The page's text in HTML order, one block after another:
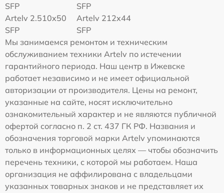
SFP
SFP
Artelv 2.510x50
SFP
Artelv 212x44
SFP
Мы занимаемся ремонтом и техническим
обслуживанием техники Artelv по истечении
гарантийного периода. Наш центр в Ижевске
работает независимо и не имеет официальной
авторизации от производителя. Цены на ремонт,
указанные на сайте, носят исключительно
ознакомительный характер и не являются публичной
офертой согласно п. 2 ст. 437 ГК РФ. Названия и
обозначения торговой марки Artelv упоминаются
только в информационных целях — чтобы обозначить
перечень техники, с которой мы работаем. Наша
организация не аффилирована с владельцами
указанных товарных знаков и не представляет их